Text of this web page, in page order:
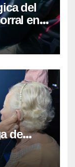
del
en
de
de